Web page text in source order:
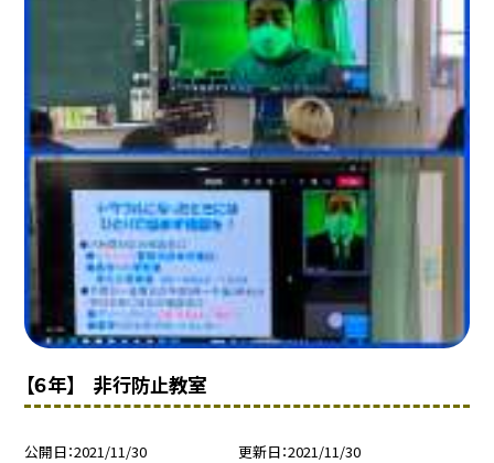
【６年】 非行防止教室
公開日 2021/11/30 更新日 2021/11/30